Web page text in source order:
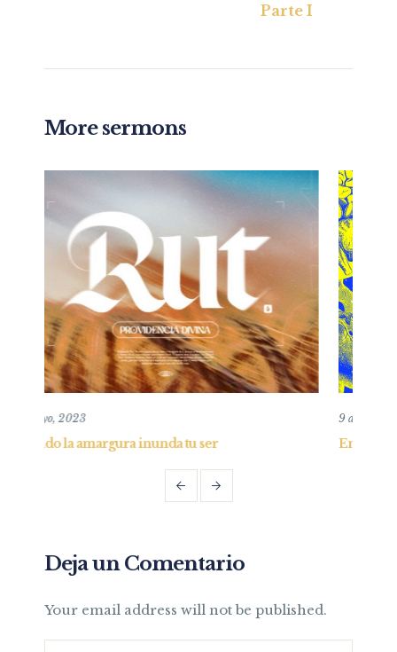
Parte I
More sermons
Entendiendo al Corazón
Deja un Comentario
Your email address will not be published.